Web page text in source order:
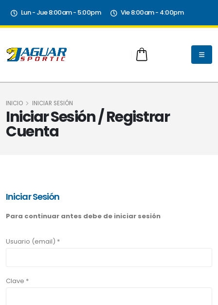
Lun - Jue 8:00am - 5:00pm Vie 8:00am - 4:00pm
Iniciar Sesión / Registrar
Cuenta
INICIO INICIAR SESIÓN
Iniciar Sesión
Para continuar antes debe de iniciar sesión
Usuario (email) *
Clave *